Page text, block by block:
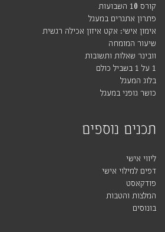
קורס 10 השבועות
פתרון אתגרים במעגל
אימון אישי: אקט איזון אכילה רגשית
שיעור המומחה
וובינר שאלות ותשובות
1 על 1 בשביל כולם
בלוג המעגל
כושר גופני במעגל
תכנים נוספים
ליווי אישי
דפים למילוי אישי
פודקאסט
המלצות והטבות
בונוסים